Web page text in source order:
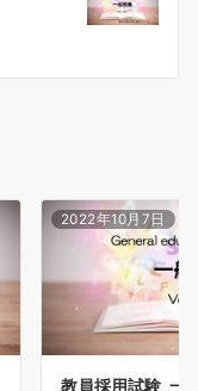
2022年10月7日
教員採用試験_一